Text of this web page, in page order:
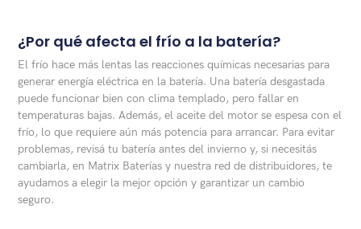
¿Por qué afecta el frío a la batería?
El frío hace más lentas las reacciones químicas necesarias para
generar energía eléctrica en la batería. Una batería desgastada
puede funcionar bien con clima templado, pero fallar en
temperaturas bajas. Además, el aceite del motor se espesa con el
frío, lo que requiere aún más potencia para arrancar. Para evitar
problemas, revisá tu batería antes del invierno y, si necesitás
cambiarla, en Matrix Baterías y nuestra red de distribuidores, te
ayudamos a elegir la mejor opción y garantizar un cambio
seguro.